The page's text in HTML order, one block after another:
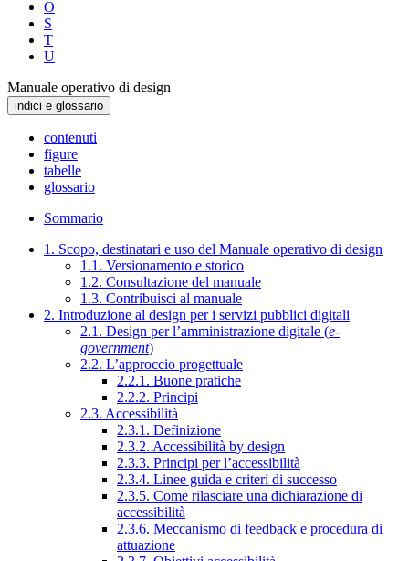
O
S
T
U
Manuale operativo di design
indici e glossario
contenuti
figure
tabelle
glossario
Sommario
1. Scopo, destinatari e uso del Manuale operativo di design
1.1. Versionamento e storico
1.2. Consultazione del manuale
1.3. Contribuisci al manuale
2. Introduzione al design per i servizi pubblici digitali
2.1. Design per l’amministrazione digitale (e-
government)
2.2. L’approccio progettuale
2.2.1. Buone pratiche
2.2.2. Principi
2.3. Accessibilità
2.3.1. Definizione
2.3.2. Accessibilità by design
2.3.3. Principi per l’accessibilità
2.3.4. Linee guida e criteri di successo
2.3.5. Come rilasciare una dichiarazione di
accessibilità
2.3.6. Meccanismo di feedback e procedura di
attuazione